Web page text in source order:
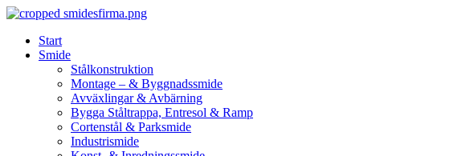
Skip
contentStart
Smide
Stålkonstruktion
Montage – & Byggnadssmide
Avväxlingar & Avbärning
Bygga Ståltrappa, Entresol & Ramp
Cortenstål & Parksmide
Industrismide